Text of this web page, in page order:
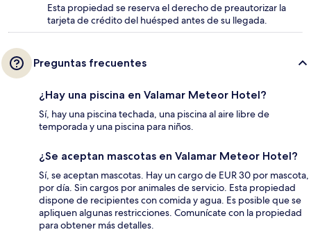
Esta propiedad se reserva el derecho de preautorizar la
tarjeta de crédito del huésped antes de su llegada.
Preguntas frecuentes
¿Hay una piscina en Valamar Meteor Hotel?
Sí, hay una piscina techada, una piscina al aire libre de
temporada y una piscina para niños.
¿Se aceptan mascotas en Valamar Meteor Hotel?
Sí, se aceptan mascotas. Hay un cargo de EUR 30 por mascota,
por día. Sin cargos por animales de servicio. Esta propiedad
dispone de recipientes con comida y agua. Es posible que se
apliquen algunas restricciones. Comunícate con la propiedad
para obtener más detalles.